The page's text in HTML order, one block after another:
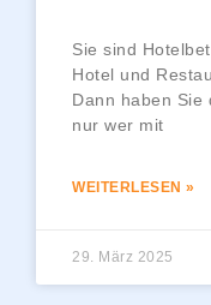
Sie sind
Hotel und
Dann haben Sie
nur wer mit
WEITERLESEN »
29. März 2025